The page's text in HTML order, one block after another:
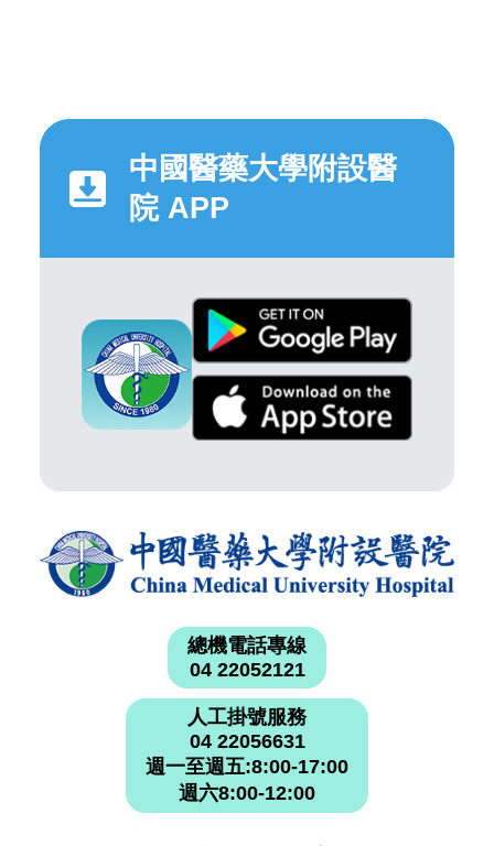
中國醫藥大學附設醫
院 APP
總機電話專線
04 22052121
人工掛號服務
04 22056631
週一至週五:8:00-17:00
週六8:00-12:00